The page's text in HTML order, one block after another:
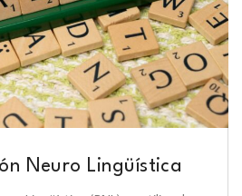
Neuro Lingüística​